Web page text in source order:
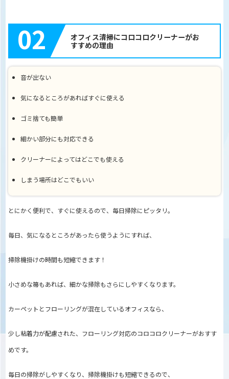
02
オフィス清掃にコロコロクリーナーがお
すすめの理由
音が出ない
気になるところがあればすぐに使える
ゴミ捨ても簡単
細かい部分にも対応できる
クリーナーによってはどこでも使える
しまう場所はどこでもいい
とにかく便利で、すぐに使えるので、毎日掃除にピッタリ。
毎日、気になるところがあったら使うようにすれば、
掃除機掛けの時間も短縮できます！
小さめな箒もあれば、細かな掃除もさらにしやすくなります。
カーペットとフローリングが混在しているオフィスなら、
少し粘着力が配慮された、フローリング対応のコロコロクリーナーがおすす
めです。
毎日の掃除がしやすくなり、掃除機掛けも短縮できるので、